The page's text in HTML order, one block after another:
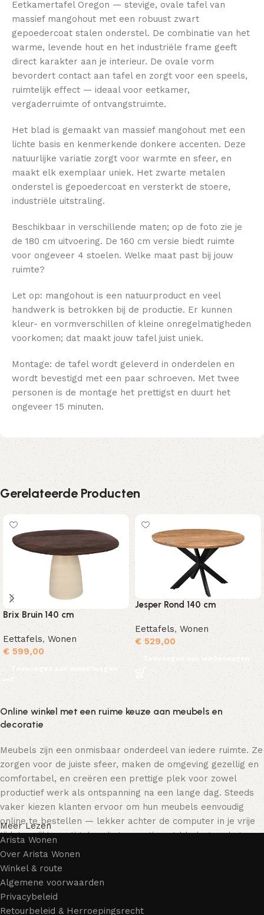
Eetkamertafel Oregon — stevige, ovale tafel van
massief mangohout met een robuust zwart
gepoedercoat stalen onderstel. De combinatie van het
warme, levende hout en het industriële frame geeft
direct karakter aan je interieur. De ovale vorm
bevordert contact aan tafel en zorgt voor een speels,
ruimtelijk effect — ideaal voor eetkamer,
vergaderruimte of ontvangstruimte.
Het blad is gemaakt van massief mangohout met een
lichte basis en kenmerkende donkere accenten. Deze
natuurlijke variatie zorgt voor warmte en sfeer, en
maakt elk exemplaar uniek. Het zwarte metalen
onderstel is gepoedercoat en versterkt de stoere,
industriële uitstraling.
Beschikbaar in verschillende maten; op de foto zie je
de 180 cm uitvoering. De 160 cm versie biedt ruimte
voor ongeveer 4 stoelen. Welke maat past bij jouw
ruimte?
Let op: mangohout is een natuurproduct en veel
handwerk is betrokken bij de productie. Er kunnen
kleur- en vormverschillen of kleine onregelmatigheden
voorkomen; dat maakt jouw tafel juist uniek.
Montage: de tafel wordt geleverd in onderdelen en
wordt bevestigd met een paar schroeven. Met twee
personen is de montage het prettigst en duurt het
ongeveer 15 minuten.
Gerelateerde Producten
Brix Bruin 140 cm
Eettafels,Wonen
€ 599,00
Toevoegen aan winkelwagen
Jesper Rond 140 cm
Eettafels,Wonen
€529,00
Toevoegen aan winkelwagen
Online winkel met een ruime keuze aan meubels en
decoratie
Meubels zijn een onmisbaar onderdeel van iedere ruimte. Ze
zorgen voor de juiste sfeer, maken de omgeving gezellig en
comfortabel, en creëren een prettige plek voor zowel
productief werk als ontspanning na een lange dag. Steeds
vaker kiezen klanten ervoor om hun meubels eenvoudig
online te bestellen — lekker achter de computer in je vrije
tijd, terwijl je rustig door het assortiment bladert en het
meubelstuk kiest dat bij je past. Onze online winkel biedt
een uitgebreide catalogus met meubels voor zowel thuis als
kantoor.
Meubelproductie is een moderne vorm van kunst
Meer Lezen
Arista Wonen
Over Arista Wonen
Winkel & route
Algemene voorwaarden
Privacybeleid
Retourbeleid & Herroepingsrecht